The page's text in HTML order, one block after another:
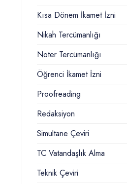
Kısa Dönem İkamet İzni
Nikah Tercümanlığı
Noter Tercümanlığı
Öğrenci İkamet İzni
Proofreading
Redaksiyon
Simultane Çeviri
TC Vatandaşlık Alma
Teknik Çeviri